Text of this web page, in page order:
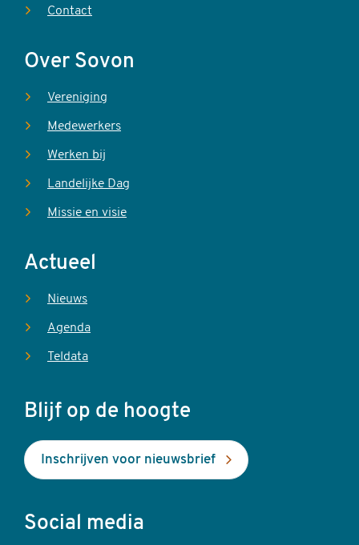
Contact
Over Sovon
Vereniging
Medewerkers
Werken bij
Landelijke Dag
Missie en visie
Actueel
Nieuws
Agenda
Teldata
Blijf op de hoogte
Inschrijven voor nieuwsbrief
Social media